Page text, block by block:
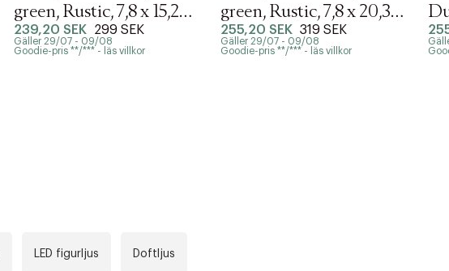
green, Rustic, 7,8 x 15,2
cm (4/24)
239,20 SEK 299 SEK
Gäller 29/07 - 09/08
Goodie-pris **/*** - läs villkor
green, Rustic, 7,8 x 20,3
cm (4/24)
255,20 SEK 319 SEK
Gäller 29/07 - 09/08
Goodie-pris **/*** - läs villkor
LED figurljus Doftljus